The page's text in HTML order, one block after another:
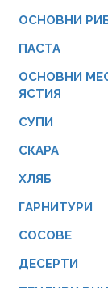
ОСНОВНИ
ПАСТА
ОСНОВНИ
ЯСТИЯ
СУПИ
СКАРА
ХЛЯБ
ГАРНИТУРИ
СОСОВЕ
ДЕСЕРТИ